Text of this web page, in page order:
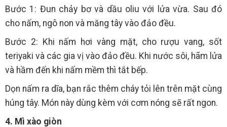
Bước 1: Đun chảy bơ và dầu oliu với lửa vừa. Sau đó
cho nấm, ngô non và măng tây vào đảo đều.
Bước 2: Khi nấm hơi vàng mặt, cho rượu vang, sốt
teriyaki và các gia vị vào đảo đều. Khi nước sôi, hãm lửa
và hầm đến khi nấm mềm thì tắt bếp.
Dọn nấm ra dĩa, bạn rắc thêm cháy tỏi lên trên mặt cùng
húng tây. Món này dùng kèm với cơm nóng sẽ rất ngon.
4. Mì xào giòn